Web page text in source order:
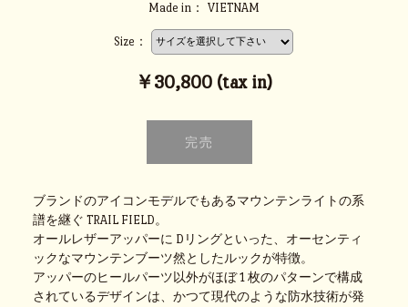
Made in：
VIETNAM
Size：
￥30,800 (tax in)
ブランドのアイコンモデルでもあるマウンテンライトの系
譜を継ぐ TRAIL FIELD。
オールレザーアッパーに Dリングといった、オーセンティ
ックなマウンテンブーツ然としたルックが特徴。
アッパーのヒールパーツ以外がほぼ 1 枚のパターンで構成
されているデザインは、かつて現代のような防水技術が発